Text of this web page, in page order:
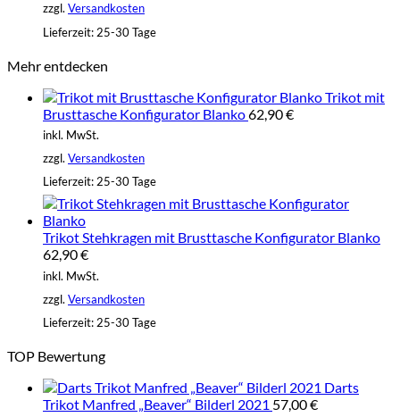
zzgl. Versandkosten
Lieferzeit: 25-30 Tage
Mehr entdecken
Trikot mit
Brusttasche Konfigurator Blanko62,90€
inkl. MwSt.
zzgl. Versandkosten
Lieferzeit:25-30 Tage
Trikot Stehkragen mit Brusttasche Konfigurator Blanko
62,90€
inkl. MwSt.
zzgl. Versandkosten
Lieferzeit: 25-30 Tage
TOP Bewertung
Darts
Trikot Manfred „Beaver“ Bilderl 2021 57,00€